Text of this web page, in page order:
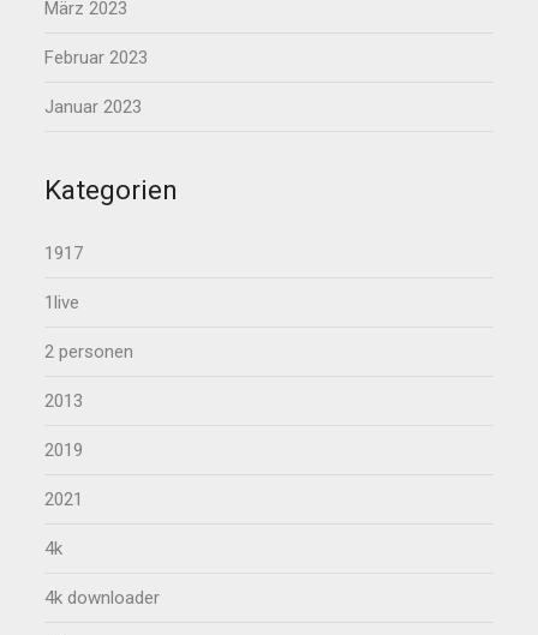
März 2023
Februar 2023
Januar 2023
Kategorien
1917
1live
2 personen
2013
2019
2021
4k
4k downloader